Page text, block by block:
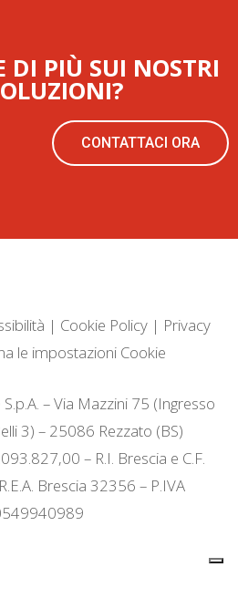
DI PIÙ SUI NOSTRI
CONTATTACI ORA
| Cookie Policy| Privacy
le impostazioni Cookie
– Via Mazzini 75 (Ingresso
3) – 25086 Rezzato (BS)
– R.I. Brescia e C.F.
Brescia 32356 – P.IVA